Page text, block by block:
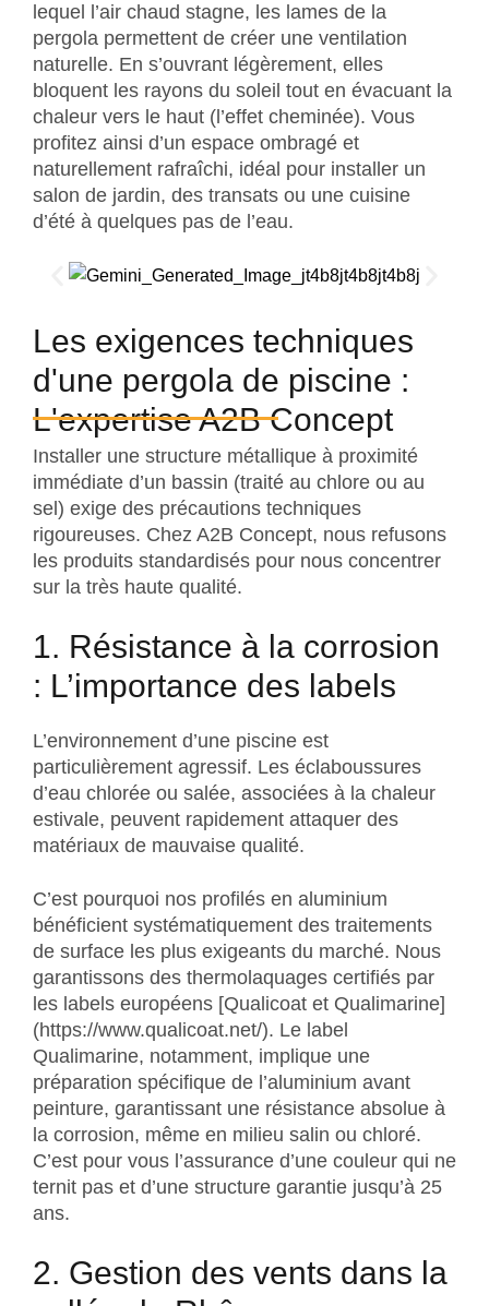
lequel l’air chaud stagne, les lames de la
pergola permettent de créer une ventilation
naturelle. En s’ouvrant légèrement, elles
bloquent les rayons du soleil tout en évacuant la
chaleur vers le haut (l’effet cheminée). Vous
profitez ainsi d’un espace ombragé et
naturellement rafraîchi, idéal pour installer un
salon de jardin, des transats ou une cuisine
d’été à quelques pas de l’eau.
Les exigences techniques
d'une pergola de piscine :
L'expertise A2B Concept
Installer une structure métallique à proximité
immédiate d’un bassin (traité au chlore ou au
sel) exige des précautions techniques
rigoureuses. Chez A2B Concept, nous refusons
les produits standardisés pour nous concentrer
sur la très haute qualité.
1. Résistance à la corrosion
: L’importance des labels
L’environnement d’une piscine est
particulièrement agressif. Les éclaboussures
d’eau chlorée ou salée, associées à la chaleur
estivale, peuvent rapidement attaquer des
matériaux de mauvaise qualité.
C’est pourquoi nos profilés en aluminium
bénéficient systématiquement des traitements
de surface les plus exigeants du marché. Nous
garantissons des thermolaquages certifiés par
les labels européens [Qualicoat et Qualimarine]
(https://www.qualicoat.net/). Le label
Qualimarine, notamment, implique une
préparation spécifique de l’aluminium avant
peinture, garantissant une résistance absolue à
la corrosion, même en milieu salin ou chloré.
C’est pour vous l’assurance d’une couleur qui ne
ternit pas et d’une structure garantie jusqu’à 25
ans.
2. Gestion des vents dans la